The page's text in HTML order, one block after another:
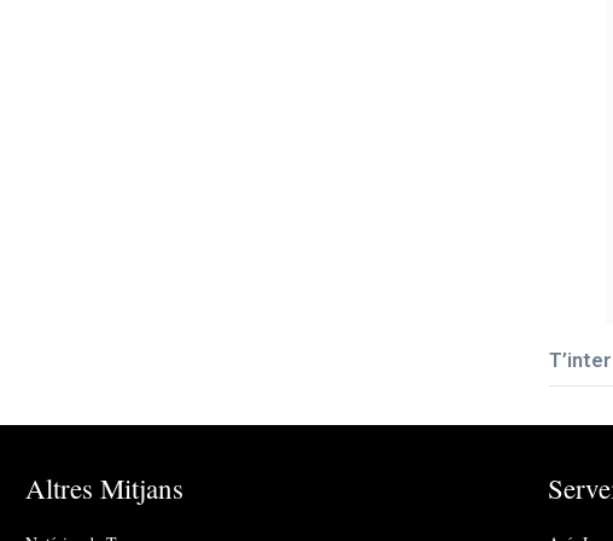
Altres Mitjans